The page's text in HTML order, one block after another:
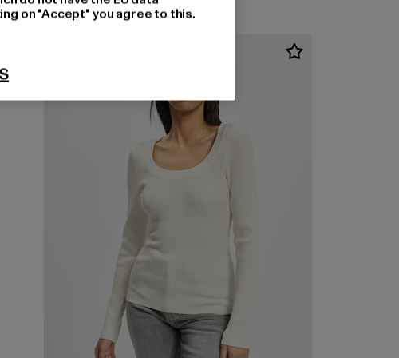
on "Accept" you agree to this.